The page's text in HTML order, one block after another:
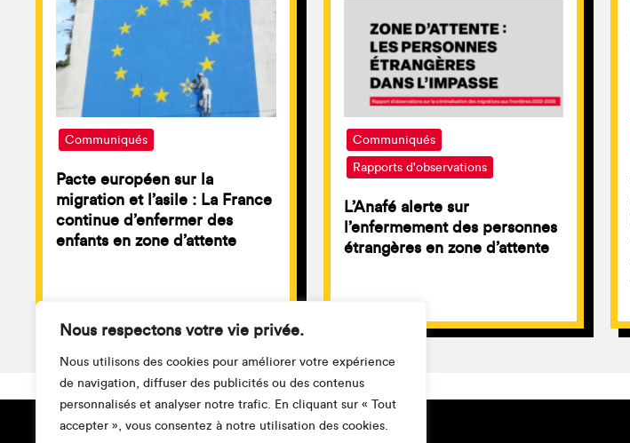
Nous respectons votre vie privée.
Nous utilisons des cookies pour améliorer votre expérience
de navigation, diffuser des publicités ou des contenus
personnalisés et analyser notre trafic. En cliquant sur « Tout
accepter », vous consentez à notre utilisation des cookies.
Communiqués
Pacte européen sur la
migration et l’asile : La France
continue d’enfermer des
enfants en zone d’attente
Communiqués
Rapports d'observations
L’Anafé alerte sur
l’enfermement des personnes
étrangères en zone d’attente